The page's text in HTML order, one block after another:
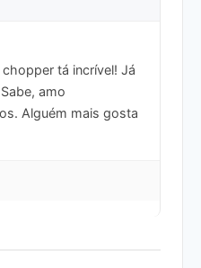
tá incrível! Já
amo
Alguém mais gosta